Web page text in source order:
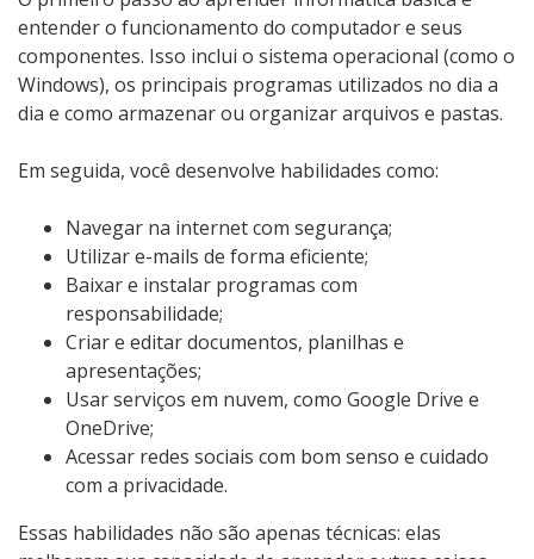
entender o funcionamento do computador e seus
componentes. Isso inclui o sistema operacional (como o
Windows), os principais programas utilizados no dia a
dia e como armazenar ou organizar arquivos e pastas.
Em seguida, você desenvolve habilidades como:
Navegar na internet com segurança;
Utilizar e-mails de forma eficiente;
Baixar e instalar programas com
responsabilidade;
Criar e editar documentos, planilhas e
apresentações;
Usar serviços em nuvem, como Google Drive e
OneDrive;
Acessar redes sociais com bom senso e cuidado
com a privacidade.
Essas habilidades não são apenas técnicas: elas